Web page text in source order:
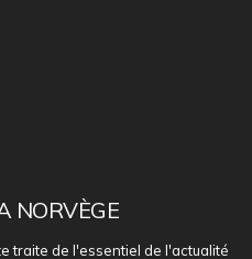
NORVÈGE
traite de l'essentiel de l'actualité